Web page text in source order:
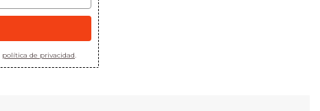
política de privacidad